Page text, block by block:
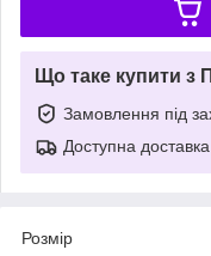
Що таке купити з
Замовлення під
Доступна доставка
Розмір